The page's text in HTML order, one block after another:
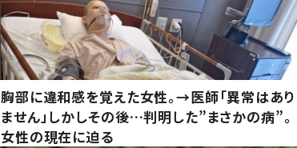
胸部に違和感を覚えた女性。→医師「異常はあり
ません」しかしその後…判明した”まさかの病”。
女性の現在に迫る